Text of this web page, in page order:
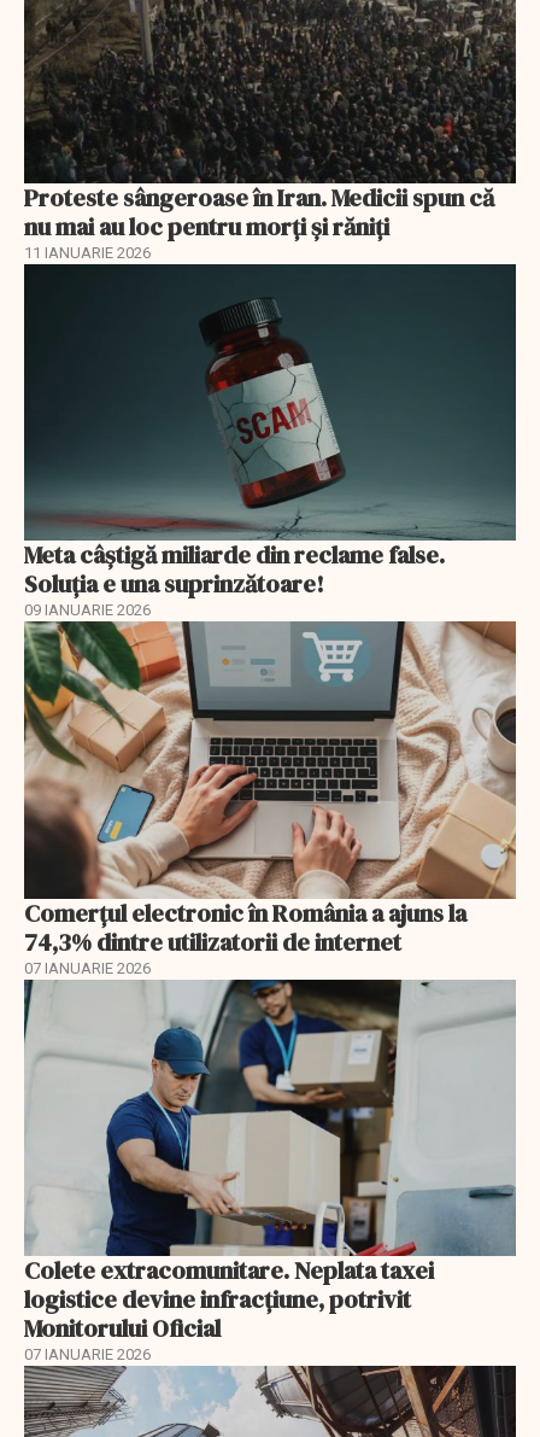
Proteste sângeroase în Iran. Medicii spun că
nu mai au loc pentru morți și răniți
11 IANUARIE 2026
Meta câștigă miliarde din reclame false.
Soluția e una suprinzătoare!
09 IANUARIE 2026
Comerțul electronic în România a ajuns la
74,3% dintre utilizatorii de internet
07 IANUARIE 2026
Colete extracomunitare. Neplata taxei
logistice devine infracțiune, potrivit
Monitorului Oficial
07 IANUARIE 2026